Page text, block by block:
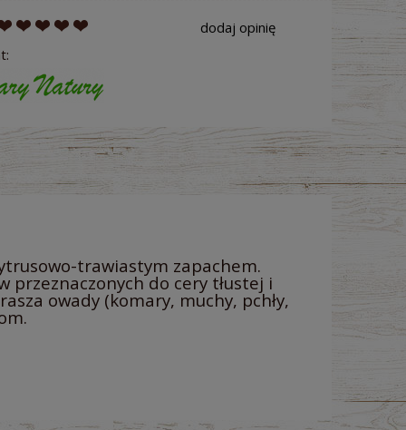
dodaj opinię
trawiastym zapachem.
przeznaczonych do cery tłustej i
owady (komary, muchy, pchły,